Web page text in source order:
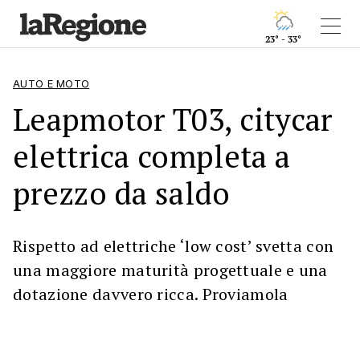
23° - 33°
AUTO E MOTO
Leapmotor T03, citycar
elettrica completa a
prezzo da saldo
Rispetto ad elettriche ‘low cost’ svetta con
una maggiore maturità progettuale e una
dotazione davvero ricca. Proviamola